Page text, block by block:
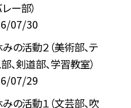
ー部）
07/30
の活動２（美術部、テ
、剣道部、学習教室）
07/29
の活動１（文芸部、吹